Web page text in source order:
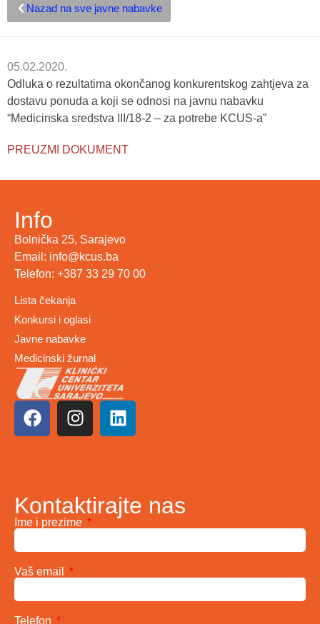
Nazad na sve javne nabavke
05.02.2020.
Odluka o rezultatima okončanog konkurentskog zahtjeva za
dostavu ponuda a koji se odnosi na javnu nabavku
“Medicinska sredstva III/18-2 – za potrebe KCUS-a”
PREUZMI DOKUMENT
Info
Bolnička 25, Sarajevo
Email: info@kcus.ba
Telefon: +387 33 29 70 00
Lista čekanja
Konkursi i oglasi
Javne nabavke
Medicinski žurnal
Kontaktirajte nas
Ime i prezime
Vaš email
Telefon